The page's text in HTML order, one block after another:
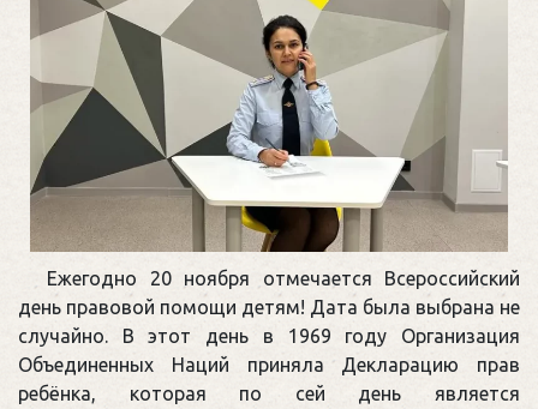
Ежегодно 20 ноября отмечается Всероссийский
день правовой помощи детям! Дата была выбрана не
случайно. В этот день в 1969 году Организация
Объединенных Наций приняла Декларацию прав
ребёнка, которая по сей день является